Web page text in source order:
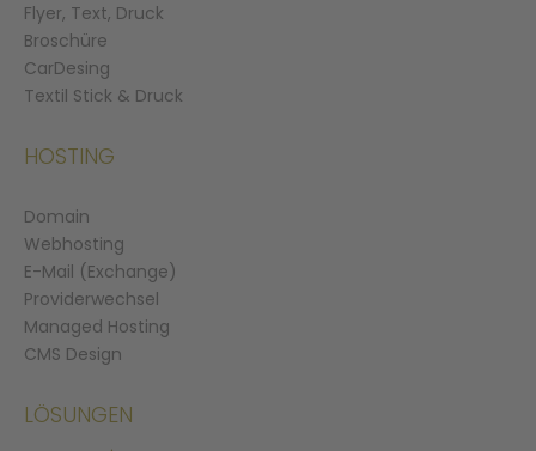
Flyer, Text, Druck
Broschüre
CarDesing
Textil Stick & Druck
HOSTING
Domain
Webhosting
E-Mail (Exchange)
Providerwechsel
Managed Hosting
CMS Design
LÖSUNGEN